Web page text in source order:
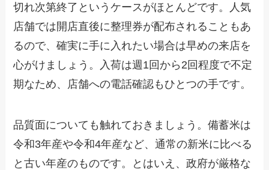
切れ次第終了というケースがほとんどです。人気
店舗では開店直後に整理券が配布されることもあ
るので、確実に手に入れたい場合は早めの来店を
心がけましょう。入荷は週1回から2回程度で不定
期なため、店舗への電話確認もひとつの手です。
品質面についても触れておきましょう。備蓄米は
令和3年産や令和4年産など、通常の新米に比べる
と古い年産のものです。とはいえ、政府が厳格な